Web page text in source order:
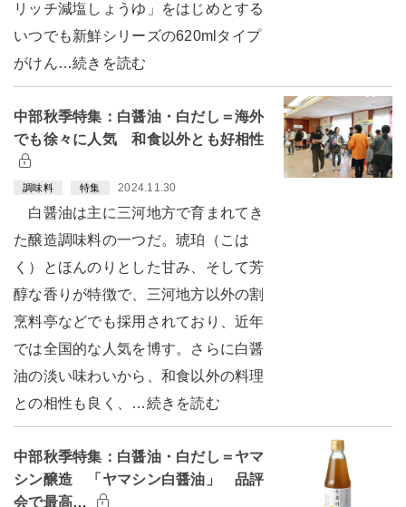
リッチ減塩しょうゆ」をはじめとする
いつでも新鮮シリーズの620mlタイプ
がけん…続きを読む
中部秋季特集：白醤油・白だし＝海外
でも徐々に人気 和食以外とも好相性
調味料 特集 2024.11.30
白醤油は主に三河地方で育まれてき
た醸造調味料の一つだ。琥珀（こは
く）とほんのりとした甘み、そして芳
醇な香りが特徴で、三河地方以外の割
烹料亭などでも採用されており、近年
では全国的な人気を博す。さらに白醤
油の淡い味わいから、和食以外の料理
との相性も良く、…続きを読む
中部秋季特集：白醤油・白だし＝ヤマ
シン醸造 「ヤマシン白醤油」 品評
会で最高…